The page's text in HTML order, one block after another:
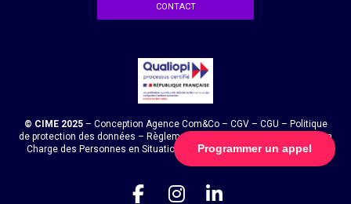
Programmer un appel
CONTACT
© CIME 2025– Conception Agence Com&Co – CGV– CGU – Politique
de protection des données – Règlement intérieur
Politique de Prise en
Charge des Personnes en Situation de Handicap–Certificat Qualiopi